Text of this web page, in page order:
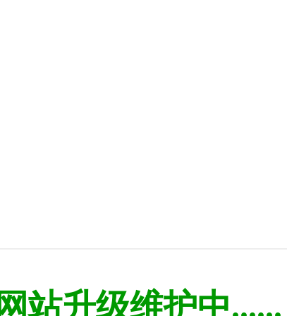
网站升级维护中......